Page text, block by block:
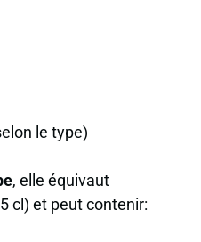
le type)
, elle équivaut
cl) et peut contenir: